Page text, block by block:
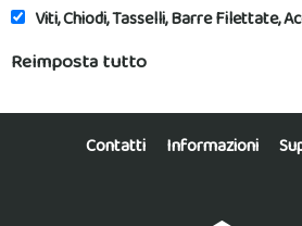
Viti, Chiodi, Tasselli, Barre Filettate,
Reimposta tutto
Contatti Informazioni